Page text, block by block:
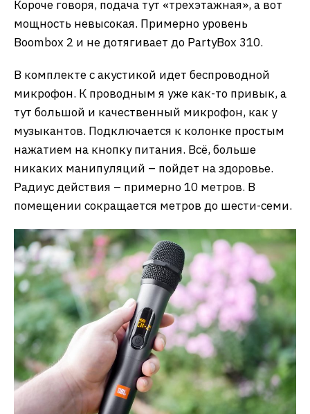
Короче говоря, подача тут «трехэтажная», а вот
мощность невысокая. Примерно уровень
Boombox 2 и не дотягивает до PartyBox 310.
В комплекте с акустикой идет беспроводной
микрофон. К проводным я уже как-то привык, а
тут большой и качественный микрофон, как у
музыкантов. Подключается к колонке простым
нажатием на кнопку питания. Всё, больше
никаких манипуляций – пойдет на здоровье.
Радиус действия – примерно 10 метров. В
помещении сокращается метров до шести-семи.